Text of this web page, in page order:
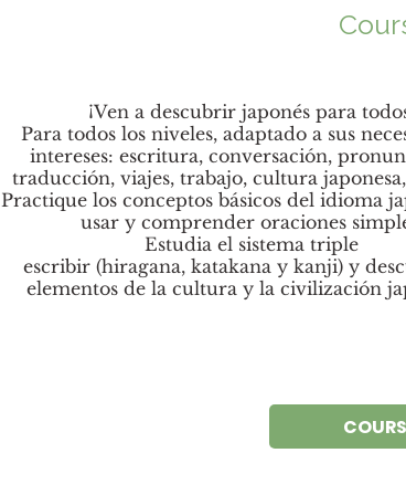
¡Ven a descubrir japonés para
Para todos los niveles, adaptado a sus
intereses: escritura, conversación,
traducción, viajes, trabajo, cultura
Practique los conceptos básicos del idioma
usar y comprender oraciones
Estudia el sistema triple
escribir (hiragana, katakana y kanji) y
elementos de la cultura y la civilización